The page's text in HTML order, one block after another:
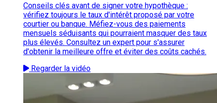
Conseils clés avant de signer votre hypothèque :
vérifiez toujours le taux d'intérêt proposé par votre
courtier ou banque. Méfiez-vous des paiements
mensuels séduisants qui pourraient masquer des taux
plus élevés. Consultez un expert pour s'assurer
d'obtenir la meilleure offre et éviter des coûts cachés.
Regarder la vidéo